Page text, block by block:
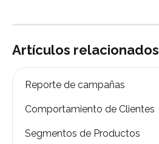
Artículos relacionados
Reporte de campañas
Comportamiento de Clientes
Segmentos de Productos